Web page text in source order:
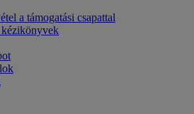
a támogatási csapattal